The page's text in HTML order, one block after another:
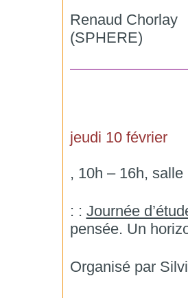
Renaud Chorlay
(SPHERE)
jeudi 10 février
, 10h – 16h,
: : Journée
pensée. Un
Organisé par